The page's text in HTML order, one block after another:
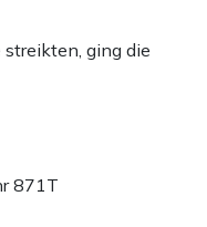
ging die
871T